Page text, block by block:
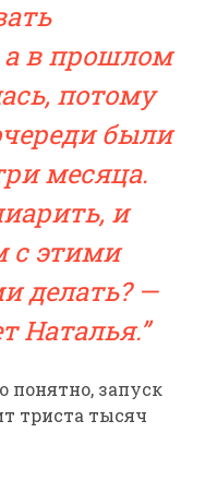
в прошлом
потому
были
месяца.
и
с этими
делать? —
Наталья.
понятно, запуск
триста тысяч